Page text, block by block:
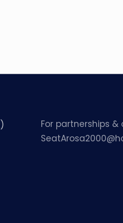
For partnerships &